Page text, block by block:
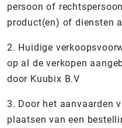
persoon of
product(en) of diensten
2. Huidige
op al de verkopen
door Kuubix B.V
3. Door het aanvaarden
plaatsen van een